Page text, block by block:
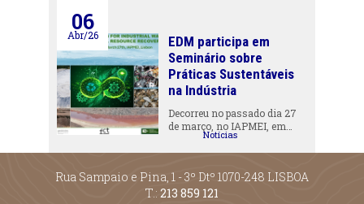
06
Abr/26
EDM participa em
Seminário sobre
Práticas Sustentáveis
na Indústria
Decorreu no passado dia 27
de março, no IAPMEI, em…
Notícias
Rua Sampaio e Pina, 1 - 3º Dtº 1070-248 LISBOA
T.: 213 859 121